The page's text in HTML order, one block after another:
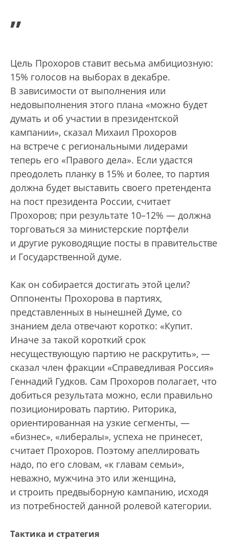
”
Цель Прохоров ставит весьма амбициозную:
15% голосов на выборах в декабре.
В зависимости от выполнения или
недовыполнения этого плана «можно будет
думать и об участии в президентской
кампании», сказал Михаил Прохоров
на встрече с региональными лидерами
теперь его «Правого дела». Если удастся
преодолеть планку в 15% и более, то партия
должна будет выставить своего претендента
на пост президента России, считает
Прохоров; при результате 10–12% — должна
торговаться за министерские портфели
и другие руководящие посты в правительстве
и Государственной думе.
Как он собирается достигать этой цели?
Оппоненты Прохорова в партиях,
представленных в нынешней Думе, со
знанием дела отвечают коротко: «Купит.
Иначе за такой короткий срок
несуществующую партию не раскрутить», —
сказал член фракции «Справедливая Россия»
Геннадий Гудков. Сам Прохоров полагает, что
добиться результата можно, если правильно
позиционировать партию. Риторика,
ориентированная на узкие сегменты, —
«бизнес», «либералы», успеха не принесет,
считает Прохоров. Поэтому апеллировать
надо, по его словам, «к главам семьи»,
неважно, мужчина это или женщина,
и строить предвыборную кампанию, исходя
из потребностей данной ролевой категории.
Тактика и стратегия